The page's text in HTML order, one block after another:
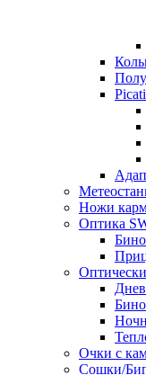
Ножи
Оптика
Очки с
Сошки/